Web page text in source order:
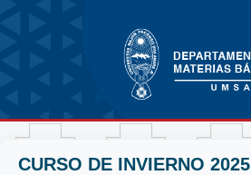
CURSO DE INVIERNO 2025